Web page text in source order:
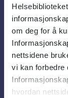
om deg for å
nettsidene
vi kan forbedre
hvordan
Om oss
Om